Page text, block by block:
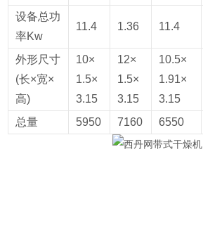
设备总功
率Kw
11.4 1.36 11.4
外形尺寸
(长×宽×
高)
10×
1.5×
3.15
12×
1.5×
3.15
10.5×
1.91×
3.15
总量
5950 7160 6550